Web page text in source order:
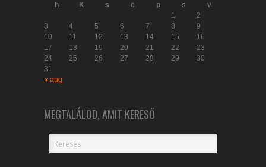
h
K s c p s
v
1
2
3
4 5 6 7 8
9
10
11 12 13 14 15
16
17
18 19 20 21 22
23
24
25 26 27 28 29
30
31
« aug
MEGTALÁLOD, AMIT KERESŐ